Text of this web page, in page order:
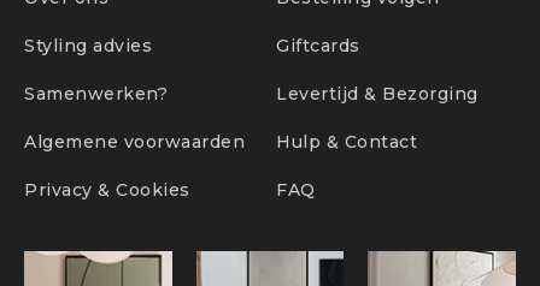
Styling advies
Samenwerken?
Algemene voorwaarden
Privacy & Cookies
Giftcards
Levertijd & Bezorging
Hulp & Contact
FAQ